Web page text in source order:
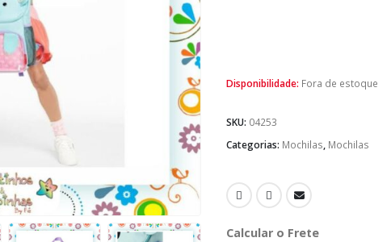
Disponibilidade: Fora de estoque
SKU: 04253
Categorias: Mochilas, Mochilas
Calcular o Frete